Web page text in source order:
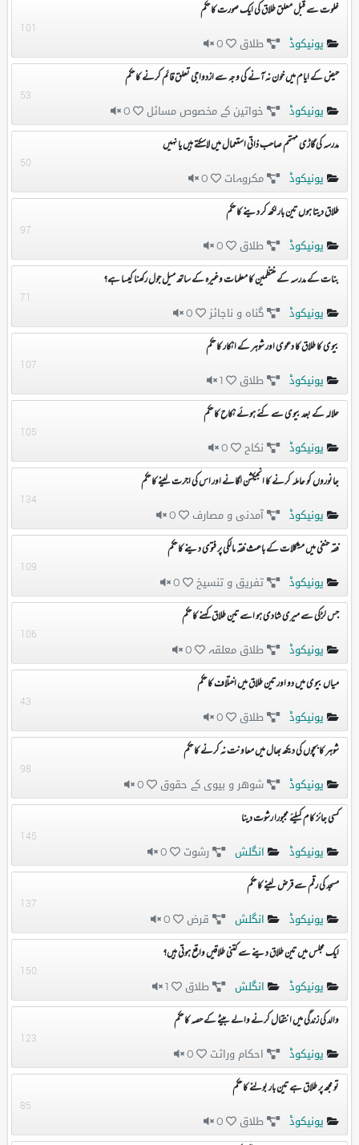
خلوت سے قبل معلق طلاق کی ایک صورت کا حکم
یونیکوڈ طلاق 0
101
حیض کے ایام میں خون نہ آنے کی وجہ سے ازدواجی تعلق قائم کرنے کا حکم
یونیکوڈ خواتین کے مخصوص مسائل 0
53
مدرسہ کی گاڑی مہتمم صاحب ذاتی استعمال میں لاسکتے ہیں یا نہیں
یونیکوڈ مکروہات 0
50
طلاق دیتا ہوں تین بار لکھ کر دینے کا حکم
یونیکوڈ طلاق 0
97
بنات کے مدرسہ کے منتظمین کا معلمات وغیرہ کے ساتھ میل جول رکھنا کیسا ہے؟
یونیکوڈ گناہ و ناجائز 0
71
بیوی کا طلاق کا دعوی اور شوہر کے انکار کا حکم
یونیکوڈ طلاق 1
107
حلالہ کے بعد بیوی سے کئے ہوئے نکاح کا حکم
یونیکوڈ نکاح 0
105
جانوروں کو حاملہ کرنے کا انجیکشن لگانے اور اس کی اجرت لینے کا حکم
یونیکوڈ آمدنی و مصارف 0
134
فقہ حنفی میں مشکلات کے باعث فقہ مالکی پر فتوی دینے کا حکم
یونیکوڈ تفریق و تنسیخ 0
109
جس لڑکی سے میری شادی ہو اسے تین طلاق کہنے کا حکم
یونیکوڈ طلاق معلقہ 0
106
میاں بیوی میں دو اور تین طلاق میں اختلاف کا حکم
یونیکوڈ طلاق 0
43
شوہر کا بچوں کی دیکھ بھال میں معاونت نہ کرنے کا حکم
یونیکوڈ شوهر و بیوی کے حقوق 0
98
کسی جائز کام کیلئے مجبورا رشوت دینا
یونیکوڈ انگلش رشوت 0
145
مسجد کی رقم سے قرض لینے کا حکم
یونیکوڈ انگلش قرض 0
137
ایک مجلس میں تین طلاق دینے سے کتنی طلاقیں واقع ہوتی ہیں؟
یونیکوڈ انگلش طلاق 1
150
والد کی زندگی میں انتقال کرنے والے بیٹے کے حصہ کا حکم
یونیکوڈ احکام وراثت 0
123
تو مجھ پر طلاق ہے تین بار بولنے کا حکم
یونیکوڈ طلاق 0
85